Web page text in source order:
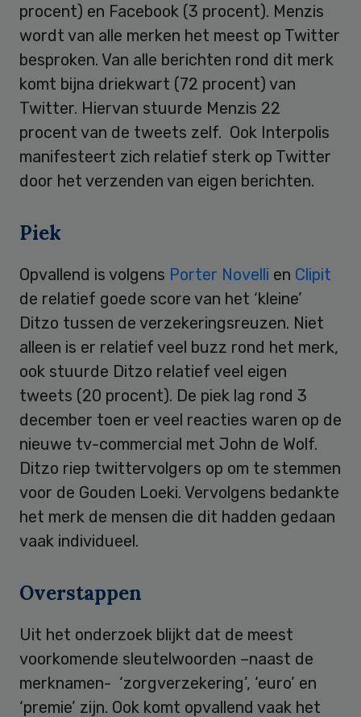
procent) en Facebook (3 procent). Menzis
wordt van alle merken het meest op Twitter
besproken. Van alle berichten rond dit merk
komt bijna driekwart (72 procent) van
Twitter. Hiervan stuurde Menzis 22
procent van de tweets zelf. Ook Interpolis
manifesteert zich relatief sterk op Twitter
door het verzenden van eigen berichten.
Piek
Opvallend is volgens Porter Novelli en Clipit
de relatief goede score van het ‘kleine’
Ditzo tussen de verzekeringsreuzen. Niet
alleen is er relatief veel buzz rond het merk,
ook stuurde Ditzo relatief veel eigen
tweets (20 procent). De piek lag rond 3
december toen er veel reacties waren op de
nieuwe tv-commercial met John de Wolf.
Ditzo riep twittervolgers op om te stemmen
voor de Gouden Loeki. Vervolgens bedankte
het merk de mensen die dit hadden gedaan
vaak individueel.
Overstappen
Uit het onderzoek blijkt dat de meest
voorkomende sleutelwoorden –naast de
merknamen- ‘zorgverzekering’, ‘euro’ en
‘premie’ zijn. Ook komt opvallend vaak het